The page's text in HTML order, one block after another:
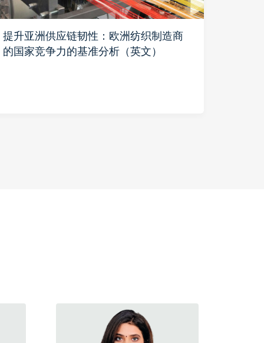
提升亚洲供应链韧性：欧洲纺织制造商
的国家竞争力的基准分析（英文）